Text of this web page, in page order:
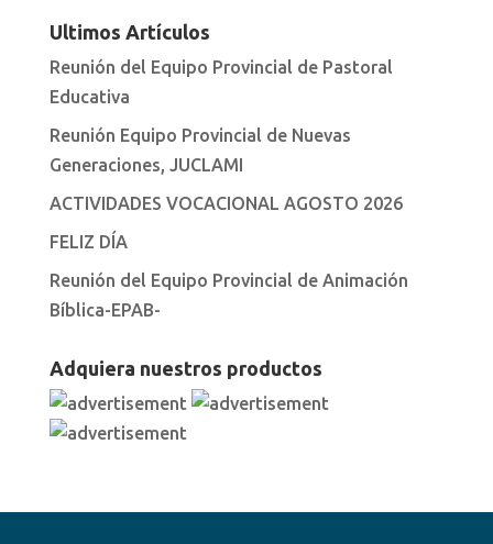
Ultimos Artículos
Reunión del Equipo Provincial de Pastoral
Educativa
Reunión Equipo Provincial de Nuevas
Generaciones, JUCLAMI
ACTIVIDADES VOCACIONAL AGOSTO 2026
FELIZ DÍA
Reunión del Equipo Provincial de Animación
Bíblica-EPAB-
Adquiera nuestros productos